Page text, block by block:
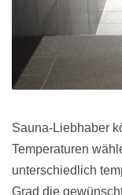
Sauna-Liebhaber
Temperaturen
unterschiedlich
Grad die